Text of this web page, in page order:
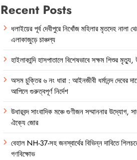
Recent Posts
ধলাইয়ের পূর্ব দেবীপুরে নিখোঁজ মহিলার মৃতদেহ নালা
এলাকাজুড়ে চাঞ্চল্য
হাইলাকান্দি হাসপাতালে বিশেষভাবে সক্ষম শিশুর
অসম চুক্তির ৬ নং ধারা : আইনজীবী ধর্মানন্দ দেবের
আপিলে গুরুত্বপূর্ণ নির্দেশ
উধারবন্দ সাংবাদিক মঞ্চে গুণীজন সম্মাননার উদ্যোগ,
ঐক্যে জোর
বেহাল NH-37-সহ জনস্বার্থের বিভিন্ন দাবিতে
গণবিক্ষোভ